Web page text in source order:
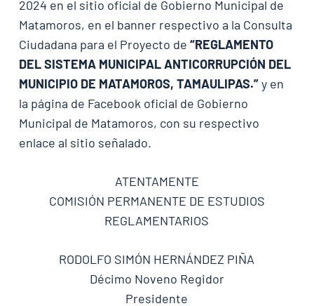
2024 en el sitio oficial de Gobierno Municipal de
Matamoros, en el banner respectivo a la Consulta
Ciudadana para el Proyecto de “REGLAMENTO
DEL SISTEMA MUNICIPAL ANTICORRUPCIÓN DEL
MUNICIPIO DE MATAMOROS, TAMAULIPAS.”y en
la página de Facebook oficial de Gobierno
Municipal de Matamoros, con su respectivo
enlace al sitio señalado.
ATENTAMENTE
COMISIÓN PERMANENTE DE ESTUDIOS
REGLAMENTARIOS
RODOLFO SIMÓN HERNÁNDEZ PIÑA
Décimo Noveno Regidor
Presidente